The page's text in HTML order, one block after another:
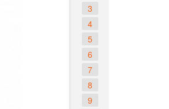
3
4
5
6
7
8
9